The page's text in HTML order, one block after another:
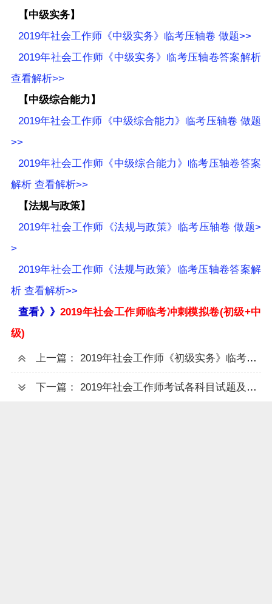
【中级实务】
2019年社会工作师《中级实务》临考压轴卷 做题>>
2019年社会工作师《中级实务》临考压轴卷答案解析
查看解析>>
【中级综合能力】
2019年社会工作师《中级综合能力》临考压轴卷 做题
>>
2019年社会工作师《中级综合能力》临考压轴卷答案
解析 查看解析>>
【法规与政策】
2019年社会工作师《法规与政策》临考压轴卷 做题>
>
2019年社会工作师《法规与政策》临考压轴卷答案解
析 查看解析>>
查看》》2019年社会工作师临考冲刺模拟卷(初级+中
级)
上一篇： 2019年社会工作师《初级实务》临考压轴卷答案解析
下一篇： 2019年社会工作师考试各科目试题及答案汇总